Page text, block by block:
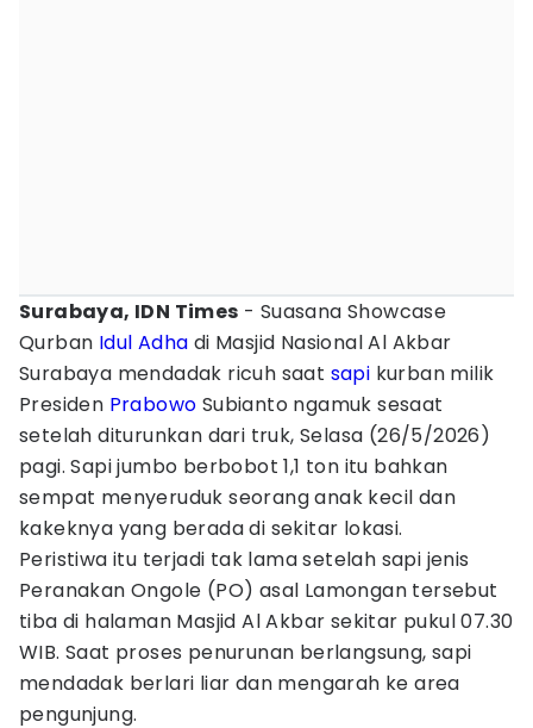
Surabaya, IDN Times - Suasana Showcase
Qurban Idul Adha di Masjid Nasional Al Akbar
Surabaya mendadak ricuh saat sapi kurban milik
Presiden Prabowo Subianto ngamuk sesaat
setelah diturunkan dari truk, Selasa (26/5/2026)
pagi. Sapi jumbo berbobot 1,1 ton itu bahkan
sempat menyeruduk seorang anak kecil dan
kakeknya yang berada di sekitar lokasi.
Peristiwa itu terjadi tak lama setelah sapi jenis
Peranakan Ongole (PO) asal Lamongan tersebut
tiba di halaman Masjid Al Akbar sekitar pukul 07.30
WIB. Saat proses penurunan berlangsung, sapi
mendadak berlari liar dan mengarah ke area
pengunjung.